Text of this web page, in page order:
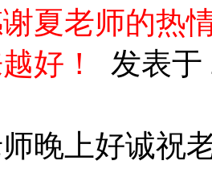
夏老师的热
好！
发表于
晚上好诚祝